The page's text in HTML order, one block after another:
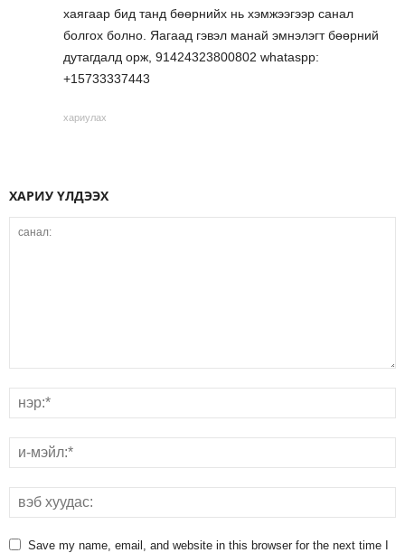
хаягаар бид танд бөөрнийх нь хэмжээгээр санал
болгох болно. Яагаад гэвэл манай эмнэлэгт бөөрний
дутагдалд орж, 91424323800802 whataspp:
+15733337443
хариулах
ХАРИУ ҮЛДЭЭХ
Save my name, email, and website in this browser for the next time I